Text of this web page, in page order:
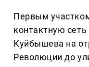
Первым
контактную
Куйбышева на
Революции до